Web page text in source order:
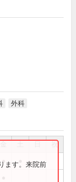
外科
祝
●ます。来院前